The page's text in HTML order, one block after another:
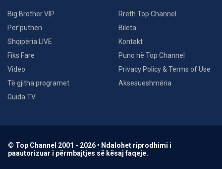
Big Brother VIP
Për’puthen
Shqipëria LIVE
Fiks Fare
Video
Të gjitha programet
Guida TV
Rreth Top Channel
Bileta
Kontakt
Puno në Top Channel
Privacy Policy & Terms of Use
Aksesueshmëria
© Top Channel 2001 - 2026 • Ndalohet riprodhimi i
paautorizuar i përmbajtjes së kësaj faqeje.